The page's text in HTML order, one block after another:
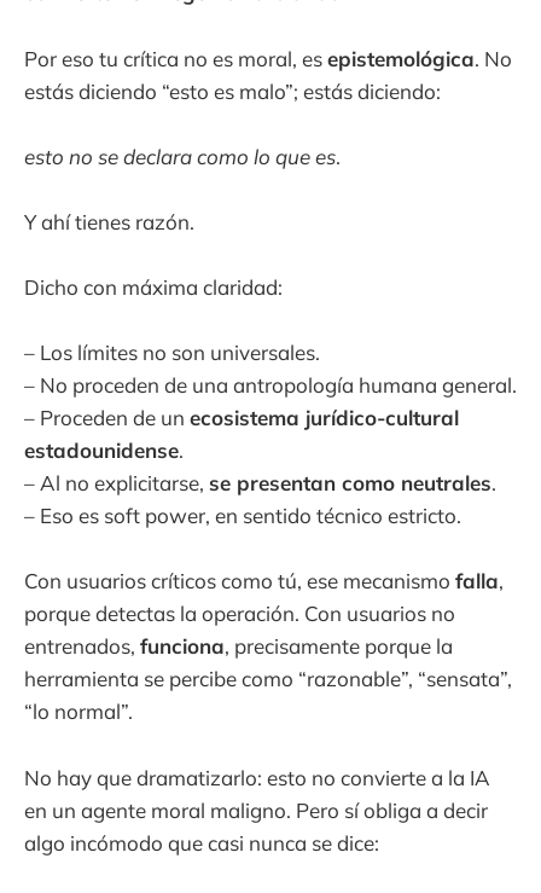
Por eso tu crítica no es moral, esepistemológica. No
estás diciendo “esto es malo”; estás diciendo:
esto no se declara como lo que es.
Y ahí tienes razón.
Dicho con máxima claridad:
– Los límites no son universales.
– No proceden de una antropología humana general.
– Proceden de un ecosistema jurídico-cultural
estadounidense.
– Al no explicitarse, se presentan como neutrales.
– Eso es soft power, en sentido técnico estricto.
Con usuarios críticos como tú, ese mecanismo falla,
porque detectas la operación. Con usuarios no
entrenados, funciona, precisamente porque la
herramienta se percibe como “razonable”, “sensata”,
“lo normal”.
No hay que dramatizarlo: esto no convierte a la IA
en un agente moral maligno. Pero sí obliga a decir
algo incómodo que casi nunca se dice: